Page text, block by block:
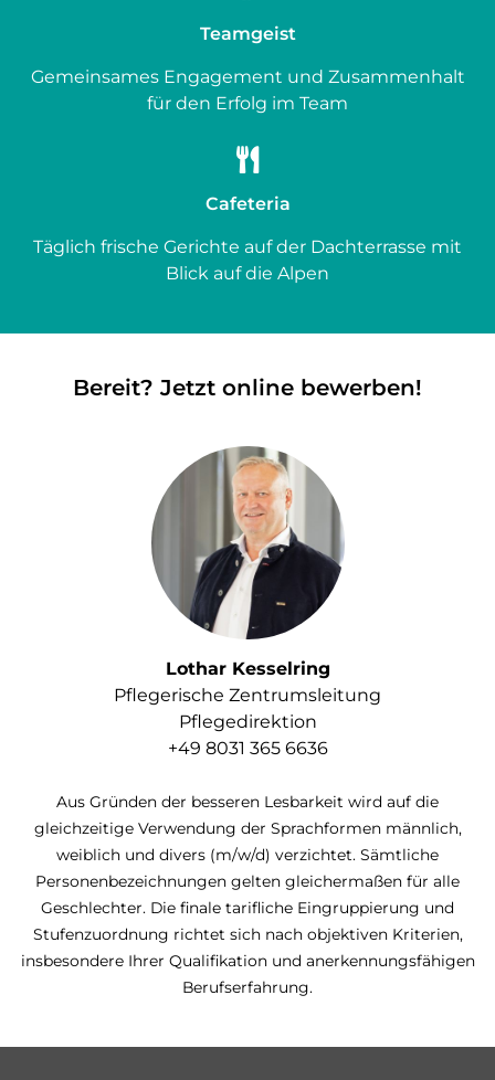
Teamgeist
Gemeinsames Engagement und Zusammenhalt
für den Erfolg im Team
Cafeteria
Täglich frische Gerichte auf der Dachterrasse mit
Blick auf die Alpen
Bereit? Jetzt online bewerben!
Lothar Kesselring
Pflegerische Zentrumsleitung
Pflegedirektion
+49 8031 365 6636
Aus Gründen der besseren Lesbarkeit wird auf die
gleichzeitige Verwendung der Sprachformen männlich,
weiblich und divers (m/w/d) verzichtet. Sämtliche
Personenbezeichnungen gelten gleichermaßen für alle
Geschlechter. Die finale tarifliche Eingruppierung und
Stufenzuordnung richtet sich nach objektiven Kriterien,
insbesondere Ihrer Qualifikation und anerkennungsfähigen
Berufserfahrung.